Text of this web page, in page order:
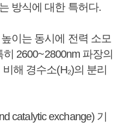
방식에 대한 특허다.
이는 동시에 전력 소모
2600~2800nm 파장의
해 경수소(H₂)의 분리
catalytic exchange) 기